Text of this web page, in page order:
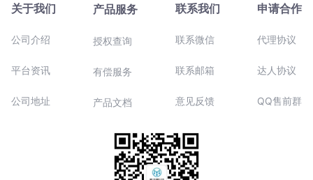
关于我们
公司介绍
平台资讯
公司地址
产品服务
授权查询
有偿服务
产品文档
联系我们
联系微信
联系邮箱
意见反馈
申请合作
代理协议
达人协议
QQ售前群